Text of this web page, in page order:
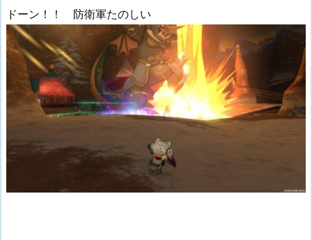
ドーン！！ 防衛軍たのしい